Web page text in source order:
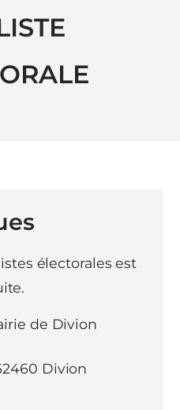
électorales est
de Divion
Divion